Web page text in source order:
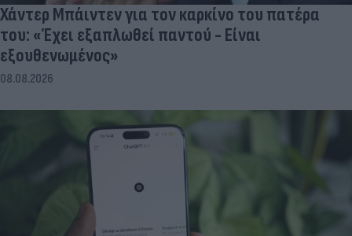
Χάντερ Μπάιντεν για τον καρκίνο του πατέρα
του: «Έχει εξαπλωθεί παντού - Είναι
εξουθενωμένος»
08.08.2026